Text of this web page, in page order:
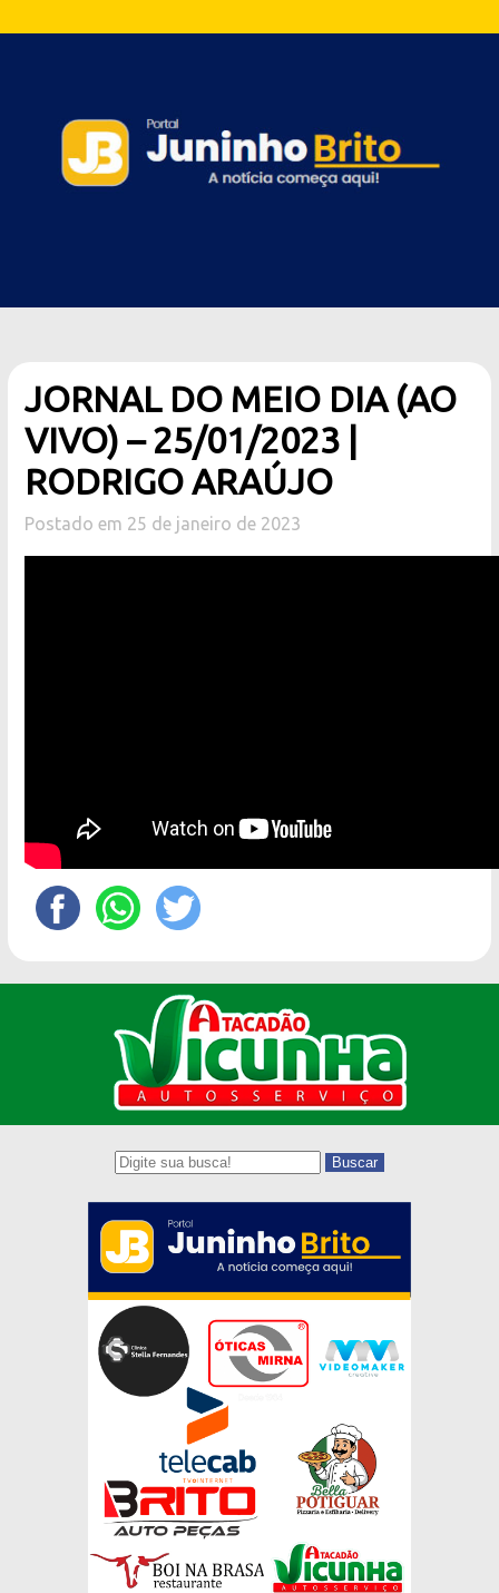
JORNAL DO MEIO DIA (AO
VIVO) – 25/01/2023 |
RODRIGO ARAÚJO
Postado em 25 de janeiro de 2023
Buscar